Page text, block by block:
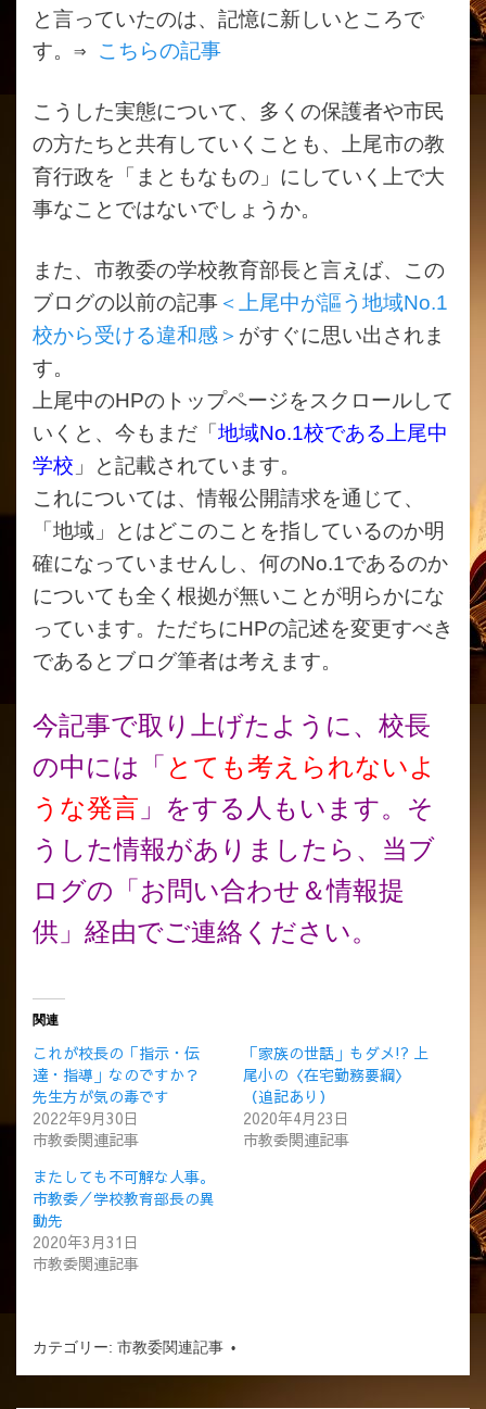
と言っていたのは、記憶に新しいところで
す。⇒ こちらの記事
こうした実態について、多くの保護者や市民
の方たちと共有していくことも、上尾市の教
育行政を「まともなもの」にしていく上で大
事なことではないでしょうか。
また、市教委の学校教育部長と言えば、この
ブログの以前の記事 ＜上尾中が謳う地域No.1
校から受ける違和感＞ がすぐに思い出されま
す。
上尾中のHPのトップページをスクロールして
いくと、今もまだ「 地域No.1校である上尾中
学校 」と記載されています。
これについては、情報公開請求を通じて、
「地域」とはどこのことを指しているのか明
確になっていませんし、何のNo.1であるのか
についても全く根拠が無いことが明らかにな
っています。ただちにHPの記述を変更すべき
であるとブログ筆者は考えます。
今記事で取り上げたように、校長
の中には「 とても考えられないよ
うな発言 」をする人もいます。そ
うした情報がありましたら、当ブ
ログの「お問い合わせ＆情報提
供」経由でご連絡ください。
関連
これが校長の「指示・伝
達・指導」なのですか？
先生方が気の毒です
2022年9月30日
市教委関連記事
「家族の世話」もダメ!? 上
尾小の〈在宅勤務要綱〉
（追記あり）
2020年4月23日
市教委関連記事
またしても不可解な人事。
市教委／学校教育部長の異
動先
2020年3月31日
市教委関連記事
カテゴリー: 市教委関連記事